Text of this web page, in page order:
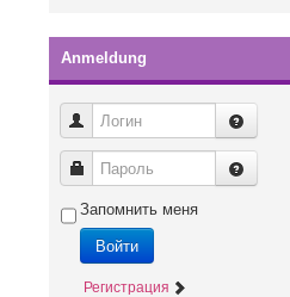
Anmeldung
Логин
Пароль
Запомнить меня
Войти
Регистрация